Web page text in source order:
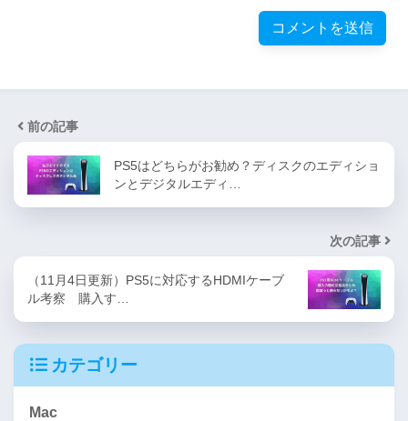
前の記事
PS5はどちらがお勧め？ディスクのエディショ
ンとデジタルエディ…
次の記事
（11月4日更新）PS5に対応するHDMIケーブ
ル考察 購入す…
カテゴリー
Mac